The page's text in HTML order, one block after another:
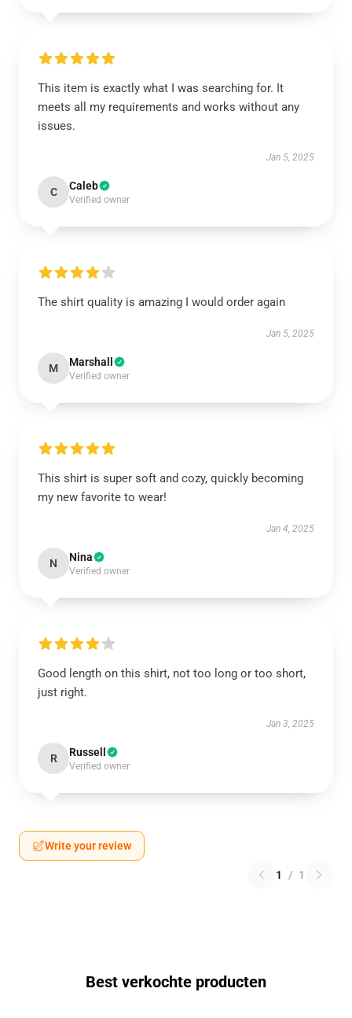
This item is exactly what I was searching for. It
meets all my requirements and works without any
issues.
Jan 5, 2025
C Caleb
Verified owner
The shirt quality is amazing I would order again
Jan 5, 2025
M Marshall
Verified owner
This shirt is super soft and cozy, quickly becoming
my new favorite to wear!
Jan 4, 2025
N Nina
Verified owner
Good length on this shirt, not too long or too short,
just right.
Jan 3, 2025
R Russell
Verified owner
Write your review
1 / 1
Best verkochte producten